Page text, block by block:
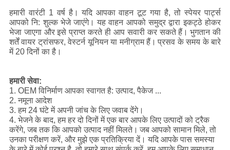
हमारी वारंटी 1 वर्ष है। यदि आपका वाहन टूट गया है, तो स्पेयर पार्ट्स
आपको नि: शुल्क भेजे जाएंगे। यह वाहन आपको समुद्र द्वारा इकट्ठे होकर
भेजा जाएगा और इसे प्राप्त करते ही आप सवारी कर सकते हैं। भुगतान की
शर्तें वायर ट्रांसफर, वेस्टर्न यूनियन या मनीग्राम हैं। प्रसव के समय के बारे
में 20 दिनों का है।
हमारी सेवा:
1. OEM विनिर्माण आपका स्वागत है: उत्पाद, पैकेज ...
2. नमूना आदेश
3. हम 24 घंटे में अपनी जांच के लिए जवाब देंगे।
4. भेजने के बाद, हम हर दो दिनों में एक बार आपके लिए उत्पादों को ट्रैक
करेंगे, जब तक कि आपको उत्पाद नहीं मिलते। जब आपको सामान मिले, तो
उनका परीक्षण करें, और मुझे एक प्रतिक्रिया दें। यदि आपके पास समस्या